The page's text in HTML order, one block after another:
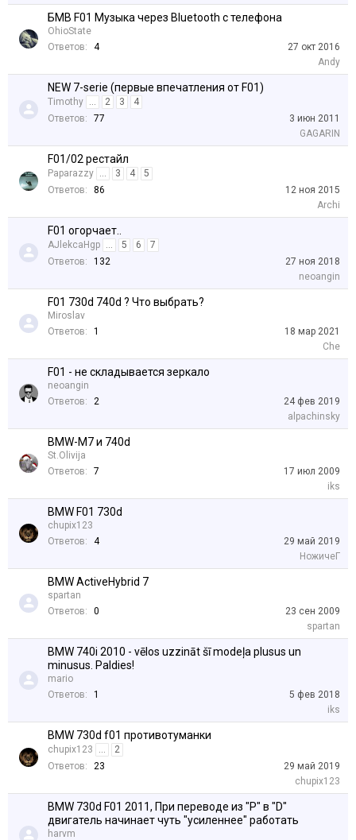
БМВ F01 Музыка через Bluetooth c телефона
OhioState
Ответов:
4
27 окт 2016
Andy
NEW 7-serie (первые впечатления от F01)
Timothy ... 2 3
4
Ответов:
77
3 июн 2011
GAGARIN
F01/02 рестайл
Paparazzy ... 3 4
5
Ответов:
86
12 ноя 2015
Archi
F01 огорчает..
AJlekcaHgp ... 5 6
7
Ответов:
132
27 ноя 2018
neoangin
F01 730d 740d ? Что выбрать?
Miroslav
Ответов:
1
18 мар 2021
Che
F01 - не складывается зеркало
neoangin
Ответов:
2
24 фев 2019
alpachinsky
BMW-M7 и 740d
St.Olivija
Ответов:
7
17 июл 2009
iks
BMW F01 730d
chupix123
Ответов:
4
29 май 2019
НожичеГ
BMW ActiveHybrid 7
spartan
Ответов:
0
23 сен 2009
spartan
BMW 740i 2010 - vēlos uzzināt šī modeļa plusus un
minusus. Paldies!
mario
Ответов:
1
5 фев 2018
iks
BMW 730d f01 противотуманки
chupix123 ...
2
Ответов:
23
29 май 2019
chupix123
BMW 730d F01 2011, При переводе из "P" в "D"
двигатель начинает чуть "усиленнее" работать
harvm